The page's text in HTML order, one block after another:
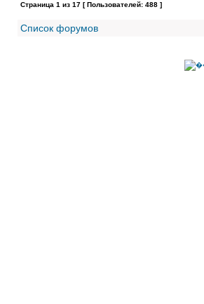
Страница 1 из 17 [ Пользователей: 488 ]
Список форумов